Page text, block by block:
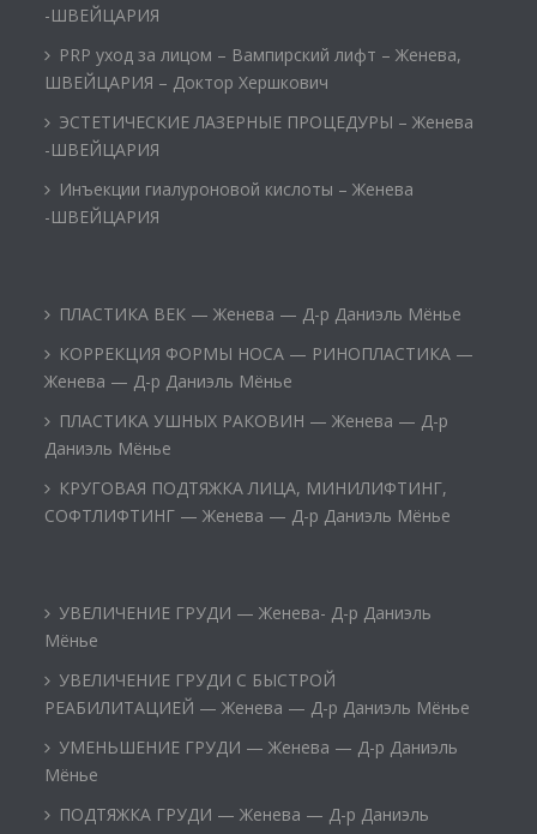
-ШВЕЙЦАРИЯ
PRP уход за лицом – Вампирский лифт – Женева,
ШВЕЙЦАРИЯ – Доктор Хершкович
ЭСТЕТИЧЕСКИЕ ЛАЗЕРНЫЕ ПРОЦЕДУРЫ – Женева
-ШВЕЙЦАРИЯ
Инъекции гиалуроновой кислоты – Женева
-ШВЕЙЦАРИЯ
ПЛАСТИКА ВЕК — Женева — Д-р Даниэль Мёнье
КОРРЕКЦИЯ ФОРМЫ НОСА — РИНОПЛАСТИКА —
Женева — Д-р Даниэль Мёнье
ПЛАСТИКА УШНЫХ РАКОВИН — Женева — Д-р
Даниэль Мёнье
КРУГОВАЯ ПОДТЯЖКА ЛИЦА, МИНИЛИФТИНГ,
СОФТЛИФТИНГ — Женева — Д-р Даниэль Мёнье
УВЕЛИЧЕНИЕ ГРУДИ — Женева- Д-р Даниэль
Мёнье
УВЕЛИЧЕНИЕ ГРУДИ С БЫСТРОЙ
РЕАБИЛИТАЦИЕЙ — Женева — Д-р Даниэль Мёнье
УМЕНЬШЕНИЕ ГРУДИ — Женева — Д-р Даниэль
Мёнье
ПОДТЯЖКА ГРУДИ — Женева — Д-р Даниэль